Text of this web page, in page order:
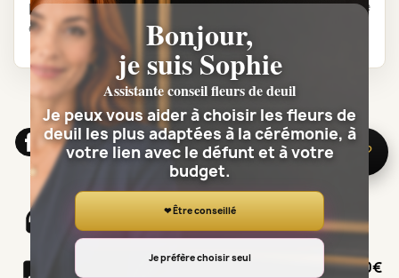
pas être rendus accessibles, ou si le coût de la mise
en accessibilité est disproportionné.
FacebookTwitter
Un service Clients à votre service
Livraison 7/7J par un Artisan fleuriste, 12.90€
🌸 Besoin d’aide ?
Bonjour,
je suis Sophie
Assistante conseil fleurs de deuil
Je peux vous aider à choisir les fleurs de
deuil les plus adaptées à la cérémonie, à
votre lien avec le défunt et à votre
budget.
❤ Être conseillé
Je préfère choisir seul